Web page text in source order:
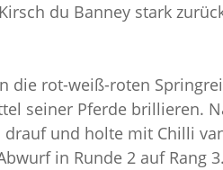
du Banney stark
die rot-weiß-roten
seiner Pferde brillieren.
und holte mit Chilli
in Runde 2 auf Rang